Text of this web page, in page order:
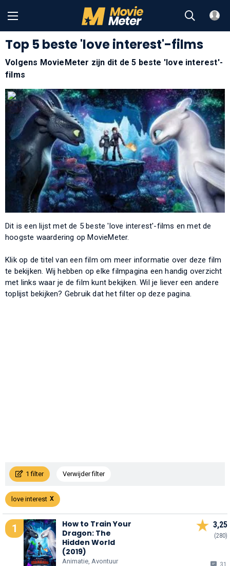
Top 5 beste 'love interest'-films
Volgens MovieMeter zijn dit de 5 beste 'love interest'-
films
Dit is een lijst met de 5 beste 'love interest'-films en met de
hoogste waardering op MovieMeter.
Klik op de titel van een film om meer informatie over deze film
te bekijken. Wij hebben op elke filmpagina een handig overzicht
met links waar je de film kunt bekijken. Wil je liever een andere
toplijst bekijken? Gebruik dat het filter op deze pagina.
1 filter Verwijder filter
love interest
1
How to Train Your
Dragon: The
Hidden World
(2019)
Animatie, Avontuur
3,25
(280)
31